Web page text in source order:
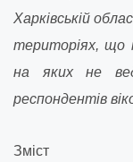
Харківській
територіях, що
на яких не
респондентів
Зміст